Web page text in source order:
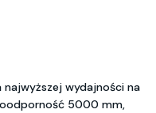
wydajności na
5000 mm,